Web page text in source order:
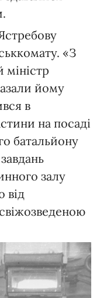
«З
йому
в
на посаді
батальйону
залу
від